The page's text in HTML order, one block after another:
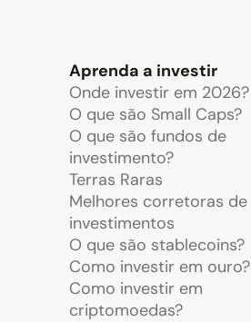
Aprenda a investir
Onde investir em 2026?
O que são Small Caps?
O que são fundos de
investimento?
Terras Raras
Melhores corretoras de
investimentos
O que são stablecoins?
Como investir em ouro?
Como investir em
criptomoedas?